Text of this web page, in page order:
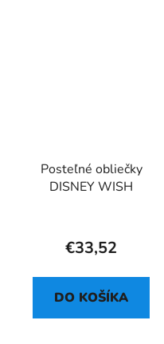
Posteľné obliečky
DISNEY WISH
€33,52
DO KOŠÍKA